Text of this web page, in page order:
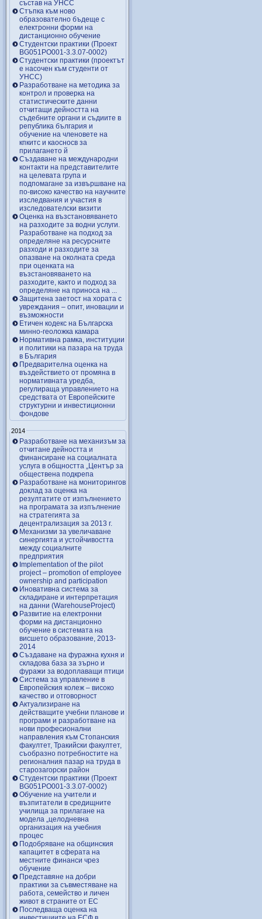
състав на УНСС
Стъпка към ново
образователно бъдеще с
електронни форми на
дистанционно обучение
Студентски практики (Проект
BG051PO001-3.3.07-0002)
Студентски практики (проектът
е насочен към студенти от
УНСС)
Разработване на методика за
контрол и проверка на
статистическите данни
отчитащи дейността на
съдебните органи и съдиите в
република българия и
обучение на членовете на
кпкитс и каосносв за
прилагането й
Създаване на международни
контакти на представителите
на целевата група и
подпомагане за извършване на
по-високо качество на научните
изследвания и участия в
изследователски визити
Оценка на възстановяването
на разходите за водни услуги.
Разработване на подход за
определяне на ресурсните
разходи и разходите за
опазване на околната среда
при оценката на
възстановяването на
разходите, както и подход за
определяне на приноса на ...
Защитена заетост на хората с
увреждания – опит, иновации и
възможности
Етичен кодекс на Българска
минно-геоложка камара
Нормативна рамка, институции
и политики на пазара на труда
в България
Предварителна оценка на
въздействието от промяна в
нормативната уредба,
регулираща управлението на
средствата от Европейските
структурни и инвестиционни
фондове
2014
Разработване на механизъм за
отчитане дейността и
финансиране на социалната
услуга в общността „Център за
обществена подкрепа
Разработване на мониторингов
доклад за оценка на
резултатите от изпълнението
на програмата за изпълнение
на стратегията за
децентрализация за 2013 г.
Механизми за увеличаване
синергията и устойчивостта
между социалните
предприятия
Implementation of the pilot
project – promotion of employee
ownership and participation
Иновативна система за
складиране и интерпретация
на данни (WarehouseProject)
Развитие на електронни
форми на дистанционно
обучение в системата на
висшето образование, 2013-
2014
Създаване на фуражна кухня и
складова база за зърно и
фуражи за водоплаващи птици
Система за управление в
Европейския колеж – високо
качество и отговорност
Актуализиране на
действащите учебни планове и
програми и разработване на
нови професионални
направления към Стопанския
факултет, Тракийски факултет,
съобразно потребностите на
регионалния пазар на труда в
старозагорски район
Студентски практики (Проект
BG051PO001-3.3.07-0002)
Обучение на учители и
възпитатели в средищните
училища за прилагане на
модела „целодневна
организация на учебния
процес
Подобряване на общинския
капацитет в сферата на
местните финанси чрез
обучение
Представяне на добри
практики за съвместяване на
работа, семейство и личен
живот в страните от ЕС
Последваща оценка на